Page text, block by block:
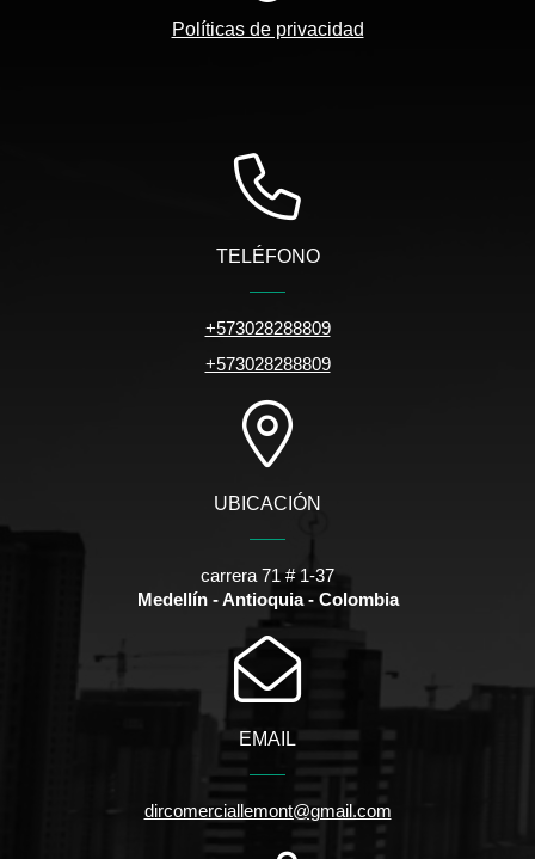
Políticas de privacidad
TELÉFONO
+573028288809
+573028288809
UBICACIÓN
carrera 71 # 1-37
Medellín - Antioquia - Colombia
EMAIL
dircomerciallemont@gmail.com